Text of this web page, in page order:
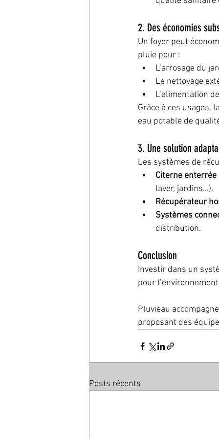
2. Des économies
Un foyer peut
pluie pour :
L’arrosage du
Le nettoyage
L’alimentation
Grâce à ces usages,
eau potable de
3. Une solution
Les systèmes de
Citerne enterrée
laver, jardins…).
Récupérateur
Systèmes
distribution.
Conclusion
Investir dans un
pour
Pluvieau
proposant des
Posts récents